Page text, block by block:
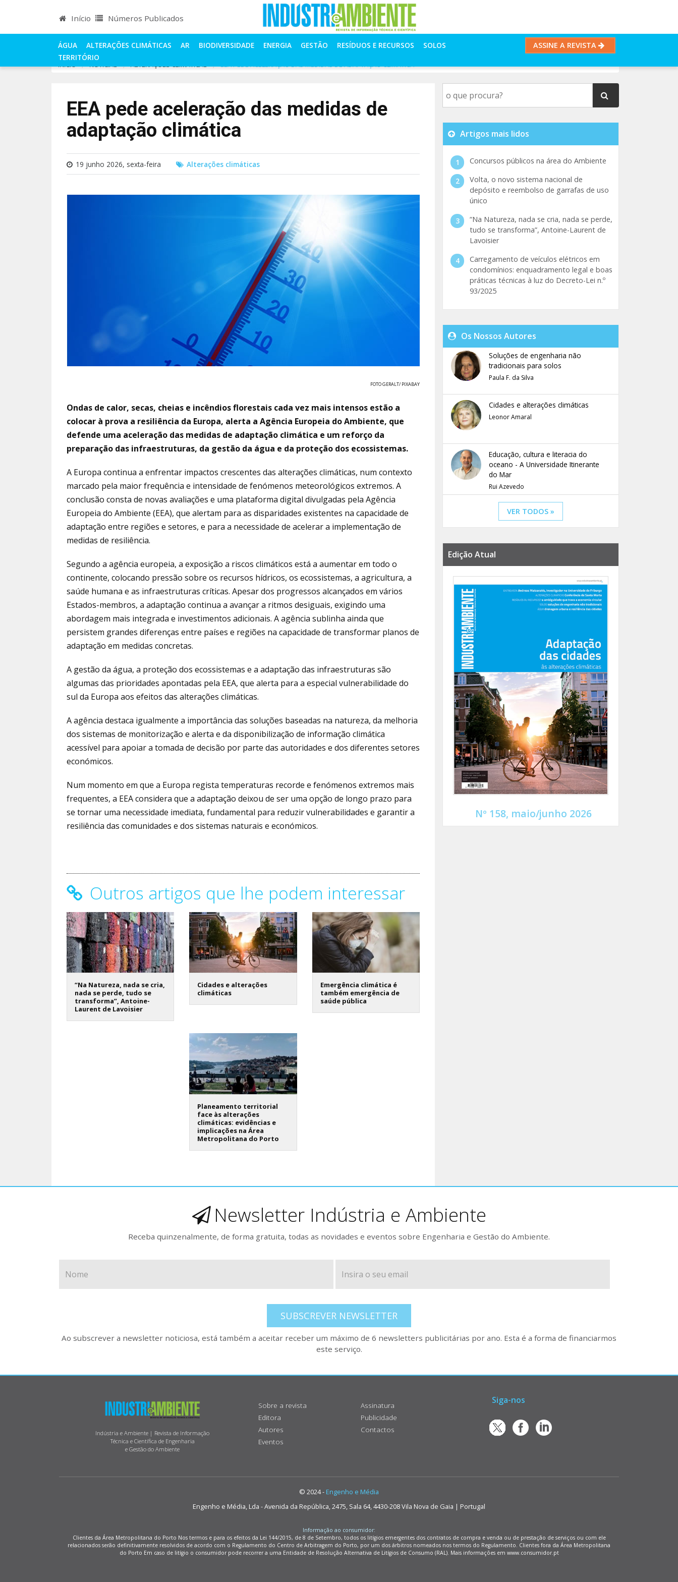
Início Números Publicados
ÁGUA ALTERAÇÕES CLIMÁTICAS AR BIODIVERSIDADE ENERGIA GESTÃO RESÍDUOS E RECURSOS
SOLOS
TERRITÓRIO
ASSINE A REVISTA
INÍCIO NOTÍCIAS ALTERAÇÕES CLIMÁTICAS EEA PEDE ACELERAÇÃO DAS MEDIDAS DE ADAPTAÇÃO CLIMÁTICA
EEA pede aceleração das medidas de
adaptação climática
19 junho 2026, sexta-feira Alterações climáticas
FOTO GERALT/ PIXABAY
Ondas de calor, secas, cheias e incêndios florestais cada vez mais intensos estão a
colocar à prova a resiliência da Europa, alerta a Agência Europeia do Ambiente, que
defende uma aceleração das medidas de adaptação climática e um reforço da
preparação das infraestruturas, da gestão da água e da proteção dos ecossistemas.
A Europa continua a enfrentar impactos crescentes das alterações climáticas, num contexto
marcado pela maior frequência e intensidade de fenómenos meteorológicos extremos. A
conclusão consta de novas avaliações e uma plataforma digital divulgadas pela Agência
Europeia do Ambiente (EEA), que alertam para as disparidades existentes na capacidade de
adaptação entre regiões e setores, e para a necessidade de acelerar a implementação de
medidas de resiliência.
Segundo a agência europeia, a exposição a riscos climáticos está a aumentar em todo o
continente, colocando pressão sobre os recursos hídricos, os ecossistemas, a agricultura, a
saúde humana e as infraestruturas críticas. Apesar dos progressos alcançados em vários
Estados-membros, a adaptação continua a avançar a ritmos desiguais, exigindo uma
abordagem mais integrada e investimentos adicionais. A agência sublinha ainda que
persistem grandes diferenças entre países e regiões na capacidade de transformar planos de
adaptação em medidas concretas.
A gestão da água, a proteção dos ecossistemas e a adaptação das infraestruturas são
algumas das prioridades apontadas pela EEA, que alerta para a especial vulnerabilidade do
sul da Europa aos efeitos das alterações climáticas.
A agência destaca igualmente a importância das soluções baseadas na natureza, da melhoria
dos sistemas de monitorização e alerta e da disponibilização de informação climática
acessível para apoiar a tomada de decisão por parte das autoridades e dos diferentes setores
económicos.
Num momento em que a Europa regista temperaturas recorde e fenómenos extremos mais
frequentes, a EEA considera que a adaptação deixou de ser uma opção de longo prazo para
se tornar uma necessidade imediata, fundamental para reduzir vulnerabilidades e garantir a
resiliência das comunidades e dos sistemas naturais e económicos.
Outros artigos que lhe podem interessar
“Na Natureza, nada se cria,
nada se perde, tudo se
transforma”, Antoine-
Laurent de Lavoisier
Cidades e alterações
climáticas
Emergência climática é
também emergência de
saúde pública
Planeamento territorial
face às alterações
climáticas: evidências e
implicações na Área
Metropolitana do Porto
Artigos mais lidos
Concursos públicos na área do Ambiente
Volta, o novo sistema nacional de
depósito e reembolso de garrafas de uso
único
“Na Natureza, nada se cria, nada se perde,
tudo se transforma”, Antoine-Laurent de
Lavoisier
Carregamento de veículos elétricos em
condomínios: enquadramento legal e boas
práticas técnicas à luz do Decreto-Lei n.º
93/2025
Os Nossos Autores
Soluções de engenharia não
tradicionais para solos
Paula F. da Silva
Cidades e alterações climáticas
Leonor Amaral
Educação, cultura e literacia do
oceano - A Universidade Itinerante
do Mar
Rui Azevedo
VER TODOS »
Edição Atual
Nº 158, maio/junho 2026
Newsletter Indústria e Ambiente
Receba quinzenalmente, de forma gratuita, todas as novidades e eventos sobre Engenharia e Gestão do Ambiente.
SUBSCREVER NEWSLETTER
Ao subscrever a newsletter noticiosa, está também a aceitar receber um máximo de 6 newsletters publicitárias por ano. Esta é a forma de financiarmos
este serviço.
Indústria e Ambiente | Revista de Informação
Técnica e Científica de Engenharia
e Gestão do Ambiente
Sobre a revista
Editora
Autores
Eventos
Assinatura
Publicidade
Contactos
Siga-nos
© 2024 - Engenho e Média
Engenho e Média, Lda - Avenida da República, 2475, Sala 64, 4430-208 Vila Nova de Gaia | Portugal
Informação ao consumidor:
Clientes da Área Metropolitana do Porto Nos termos e para os efeitos da Lei 144/2015, de 8 de Setembro, todos os litígios emergentes dos contratos de compra e venda ou de prestação de serviços ou com ele
relacionados serão definitivamente resolvidos de acordo com o Regulamento do Centro de Arbitragem do Porto, por um dos árbitros nomeados nos termos do Regulamento. Clientes fora da Área Metropolitana
do Porto Em caso de litígio o consumidor pode recorrer a uma Entidade de Resolução Alternativa de Litígios de Consumo (RAL). Mais informações em www.consumidor.pt